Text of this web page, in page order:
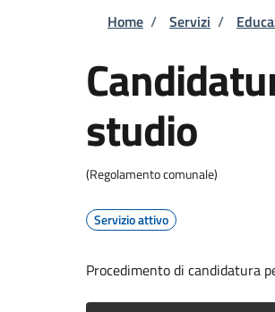
Briciole di
Home / Servizi /
studio
(Regolamento comunale)
Servizio attivo
Procedimento di candidatura